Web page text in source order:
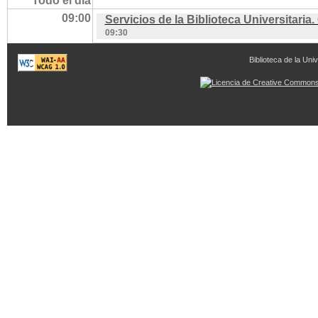
09:00
Servicios de la Biblioteca Universitaria.
09:30
Biblioteca de la